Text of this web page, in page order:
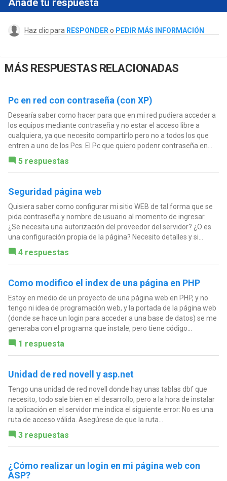
Añade tu respuesta
Haz clic para RESPONDER o PEDIR MÁS INFORMACIÓN
MÁS RESPUESTAS RELACIONADAS
Pc en red con contraseña (con XP)
Desearía saber como hacer para que en mi red pudiera acceder a
los equipos mediante contraseña y no estar el acceso libre a
cualquiera, ya que necesito compartirlo pero no a todos los que
entren a uno de los Pcs. El Pc que quiero podenr contraseña en...
5 respuestas
Seguridad página web
Quisiera saber como configurar mi sitio WEB de tal forma que se
pida contraseña y nombre de usuario al momento de ingresar.
¿Se necesita una autorización del proveedor del servidor? ¿O es
una configuración propia de la página? Necesito detalles y si...
4 respuestas
Como modifico el index de una página en PHP
Estoy en medio de un proyecto de una página web en PHP, y no
tengo ni idea de programación web, y la portada de la página web
(donde se hace un login para acceder a una base de datos) se me
generaba con el programa que instale, pero tiene código...
1 respuesta
Unidad de red novell y asp.net
Tengo una unidad de red novell donde hay unas tablas dbf que
necesito, todo sale bien en el desarrollo, pero a la hora de instalar
la aplicación en el servidor me indica el siguiente error: No es una
ruta de acceso válida. Asegúrese de que la ruta...
3 respuestas
¿Cómo realizar un login en mi página web con
ASP?